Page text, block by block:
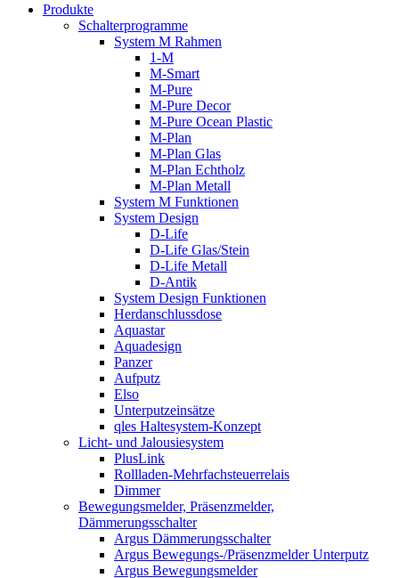
Produkte
Schalterprogramme
System M Rahmen
1-M
M-Smart
M-Pure
M-Pure Decor
M-Pure Ocean Plastic
M-Plan
M-Plan Glas
M-Plan Echtholz
M-Plan Metall
System M Funktionen
System Design
D-Life
D-Life Glas/Stein
D-Life Metall
D-Antik
System Design Funktionen
Herdanschlussdose
Aquastar
Aquadesign
Panzer
Aufputz
Elso
Unterputzeinsätze
qles Haltesystem-Konzept
Licht- und Jalousiesystem
PlusLink
Rollladen-Mehrfachsteuerrelais
Dimmer
Bewegungsmelder, Präsenzmelder,
Dämmerungsschalter
Argus Dämmerungsschalter
Argus Bewegungs-/Präsenzmelder Unterputz
Argus Bewegungsmelder